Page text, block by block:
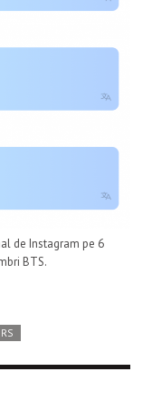
de Instagram pe 6
BTS.